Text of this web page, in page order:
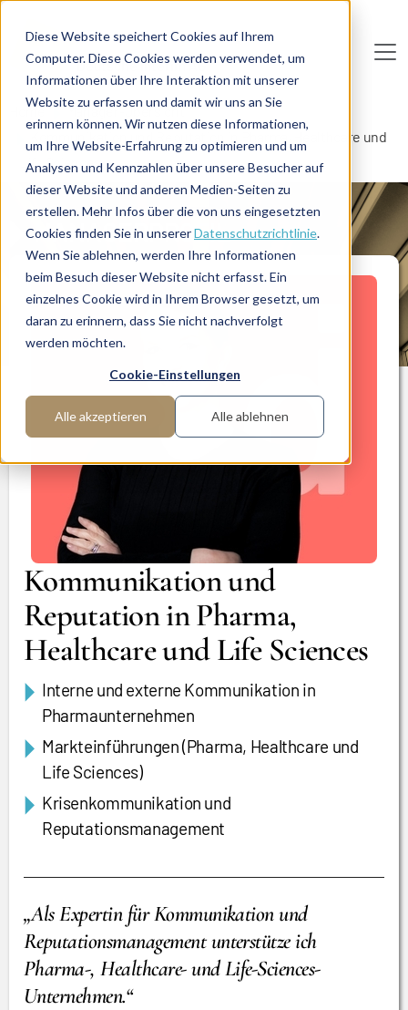
Diese Website speichert Cookies auf Ihrem
Computer. Diese Cookies werden verwendet, um
Informationen über Ihre Interaktion mit unserer
Website zu erfassen und damit wir uns an Sie
erinnern können. Wir nutzen diese Informationen,
um Ihre Website-Erfahrung zu optimieren und um
Analysen und Kennzahlen über unsere Besucher auf
dieser Website und anderen Medien-Seiten zu
erstellen. Mehr Infos über die von uns eingesetzten
Cookies finden Sie in unsererDatenschutzrichtlinie.
Wenn Sie ablehnen, werden Ihre Informationen
beim Besuch dieser Website nicht erfasst. Ein
einzelnes Cookie wird in Ihrem Browser gesetzt, um
daran zu erinnern, dass Sie nicht nachverfolgt
werden möchten.
Cookie-Einstellungen
Alle akzeptieren Alle ablehnen
Deutsc he InterimAG
Home
Manager-Übersicht
Kommunikation und Reputation in Pharma, Healthcare und
Life Sciences
MANAGERPROFIL
Kommunikation und
Reputation in Pharma,
Healthcare und Life Sciences
Interne und externe Kommunikation in
Pharmaunternehmen
Markteinführungen (Pharma, Healthcare und
Life Sciences)
Krisenkommunikation und
Reputationsmanagement
„Als Expertin für Kommunikation und
Reputationsmanagement unterstütze ich
Pharma-, Healthcare- und Life-Sciences-
Unternehmen.“